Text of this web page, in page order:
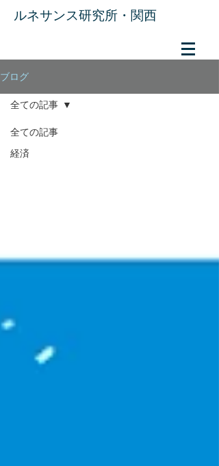
​ルネサンス研究所・関西
ブログ
全ての記事
経済
全ての記事